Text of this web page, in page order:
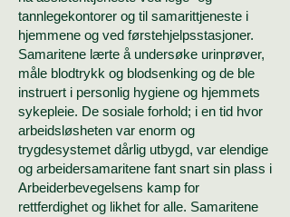
tannlegekontorer og til samarittjeneste i
hjemmene og ved førstehjelpsstasjoner.
Samaritene lærte å undersøke urinprøver,
måle blodtrykk og blodsenking og de ble
instruert i personlig hygiene og hjemmets
sykepleie. De sosiale forhold; i en tid hvor
arbeidsløsheten var enorm og
trygdesystemet dårlig utbygd, var elendige
og arbeidersamaritene fant snart sin plass i
Arbeiderbevegelsens kamp for
rettferdighet og likhet for alle. Samaritene